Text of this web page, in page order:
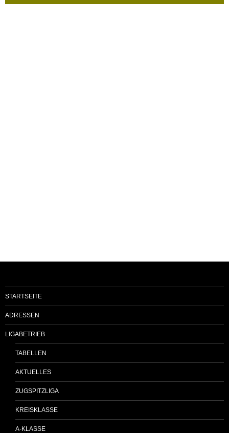
STARTSEITE
ADRESSEN
LIGABETRIEB
TABELLEN
AKTUELLES
ZUGSPITZLIGA
KREISKLASSE
A-KLASSE